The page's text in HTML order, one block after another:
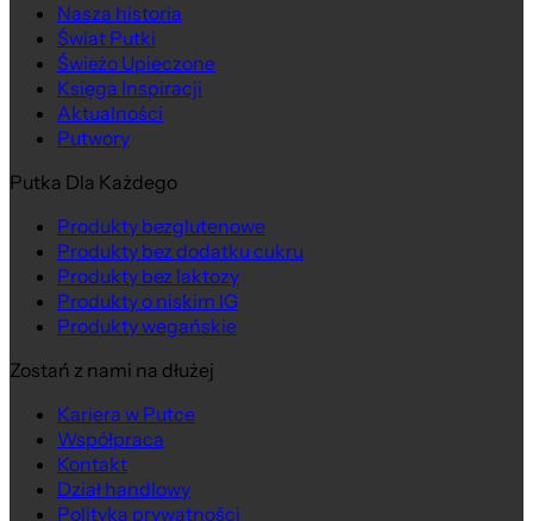
Nasza historia
Świat Putki
Świeżo Upieczone
Księga Inspiracji
Aktualności
Putwory
Putka Dla Każdego
Produkty bezglutenowe
Produkty bez dodatku cukru
Produkty bez laktozy
Produkty o niskim IG
Produkty wegańskie
Zostań z nami na dłużej
Kariera w Putce
Współpraca
Kontakt
Dział handlowy
Polityka prywatności